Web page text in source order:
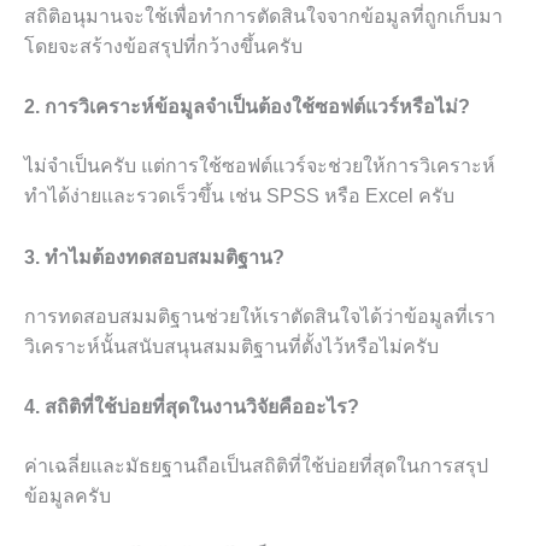
สถิติอนุมานจะใช้เพื่อทำการตัดสินใจจากข้อมูลที่ถูกเก็บมา
โดยจะสร้างข้อสรุปที่กว้างขึ้นครับ
2. การวิเคราะห์ข้อมูลจำเป็นต้องใช้ซอฟต์แวร์หรือไม่?
ไม่จำเป็นครับ แต่การใช้ซอฟต์แวร์จะช่วยให้การวิเคราะห์
ทำได้ง่ายและรวดเร็วขึ้น เช่น SPSS หรือ Excel ครับ
3. ทำไมต้องทดสอบสมมติฐาน?
การทดสอบสมมติฐานช่วยให้เราตัดสินใจได้ว่าข้อมูลที่เรา
วิเคราะห์นั้นสนับสนุนสมมติฐานที่ตั้งไว้หรือไม่ครับ
4. สถิติที่ใช้บ่อยที่สุดในงานวิจัยคืออะไร?
ค่าเฉลี่ยและมัธยฐานถือเป็นสถิติที่ใช้บ่อยที่สุดในการสรุป
ข้อมูลครับ